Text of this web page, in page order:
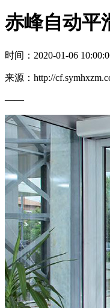
赤峰自动平
时间：2020-01-06
来源：http://
——